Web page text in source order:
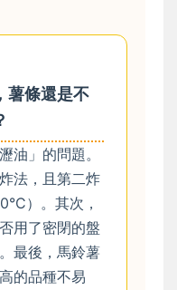
薯條還是不
油」的問題。
法，且第二炸
）。其次，
用了密閉的盤
最後，馬鈴薯
的品種不易